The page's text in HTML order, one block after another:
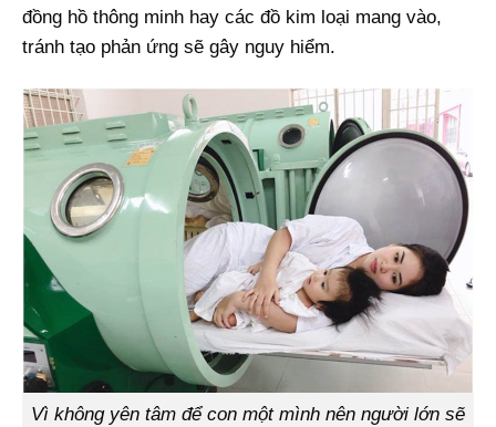
đồng hồ thông minh hay các đồ kim loại mang vào,
tránh tạo phản ứng sẽ gây nguy hiểm.
Vì không yên tâm để con một mình nên người lớn sẽ